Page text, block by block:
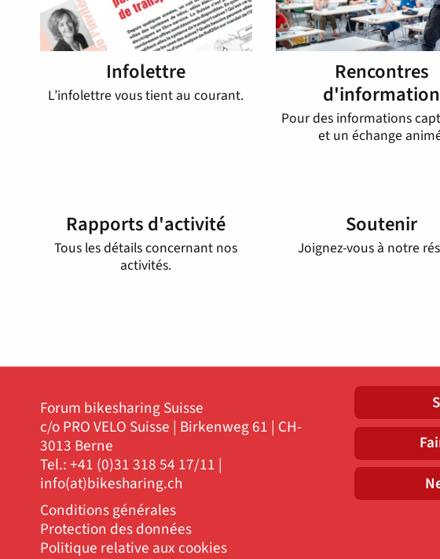
Infolettre
L’infolettre vous tient au courant.
Rencontres
d'information
Pour des informations
et un échange
Rapports d'activité
Tous les détails concernant nos
activités.
Soutenir
Joignez-vous à notre
Forum bikesharing Suisse
c/o PRO VELO Suisse | Birkenweg 61 | CH-
3013 Berne
Tel.: +41 (0)31 318 54 17/11 |
info(at)bikesharing.ch
Conditions générales
Protection des données
Politique relative aux cookies